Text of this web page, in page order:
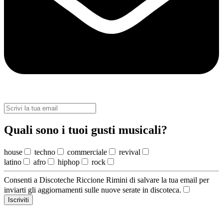
Quali sono i tuoi gusti musicali?
house techno commerciale
revival
latino
afro hiphop rock
Consenti a Discoteche Riccione Rimini di salvare la tua email per
inviarti gli aggiornamenti sulle nuove serate in discoteca.
Iscriviti